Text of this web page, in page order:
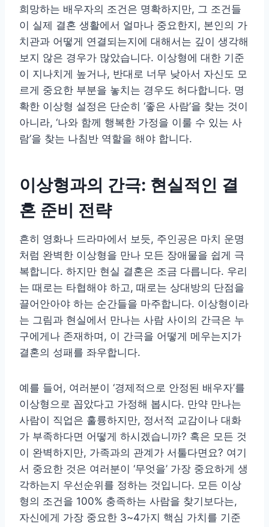
희망하는 배우자의 조건은 명확하지만, 그 조건들
이 실제 결혼 생활에서 얼마나 중요한지, 본인의 가
치관과 어떻게 연결되는지에 대해서는 깊이 생각해
보지 않은 경우가 많았습니다. 이상형에 대한 기준
이 지나치게 높거나, 반대로 너무 낮아서 자신도 모
르게 중요한 부분을 놓치는 경우도 허다합니다. 명
확한 이상형 설정은 단순히 ‘좋은 사람’을 찾는 것이
아니라, ‘나와 함께 행복한 가정을 이룰 수 있는 사
람’을 찾는 나침반 역할을 해야 합니다.
이상형과의 간극: 현실적인 결
혼 준비 전략
흔히 영화나 드라마에서 보듯, 주인공은 마치 운명
처럼 완벽한 이상형을 만나 모든 장애물을 쉽게 극
복합니다. 하지만 현실 결혼은 조금 다릅니다. 우리
는 때로는 타협해야 하고, 때로는 상대방의 단점을
끌어안아야 하는 순간들을 마주합니다. 이상형이라
는 그림과 현실에서 만나는 사람 사이의 간극은 누
구에게나 존재하며, 이 간극을 어떻게 메우는지가
결혼의 성패를 좌우합니다.
예를 들어, 여러분이 ‘경제적으로 안정된 배우자’를
이상형으로 꼽았다고 가정해 봅시다. 만약 만나는
사람이 직업은 훌륭하지만, 정서적 교감이나 대화
가 부족하다면 어떻게 하시겠습니까? 혹은 모든 것
이 완벽하지만, 가족과의 관계가 서툴다면요? 여기
서 중요한 것은 여러분이 ‘무엇을’ 가장 중요하게 생
각하는지 우선순위를 정하는 것입니다. 모든 이상
형의 조건을 100% 충족하는 사람을 찾기보다는,
자신에게 가장 중요한 3~4가지 핵심 가치를 기준